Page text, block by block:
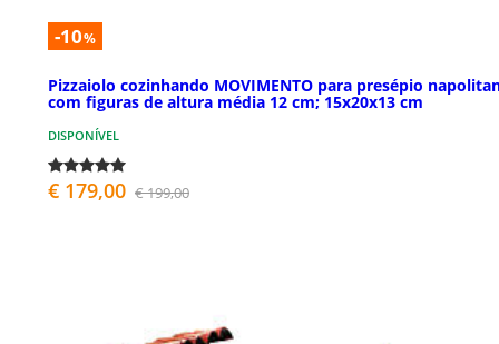
-10%
Pizzaiolo cozinhando MOVIMENTO para presépio
com figuras de altura média 12 cm; 15x20x13 cm
DISPONÍVEL
€ 179,00 € 199,00